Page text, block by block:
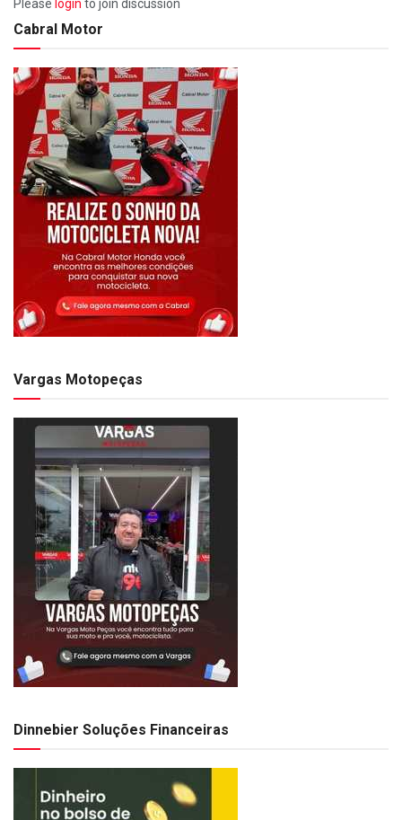
Please login to join discussion
Cabral Motor
Vargas Motopeças
Dinnebier Soluções Financeiras